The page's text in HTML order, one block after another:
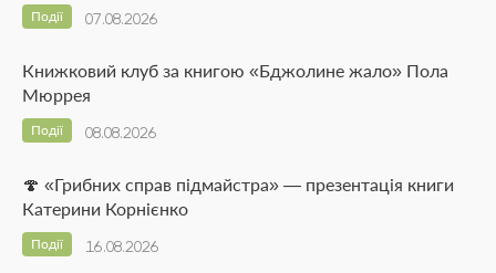
07.08.2026
Події
Книжковий клуб за книгою «Бджолине жало» Пола
Мюррея
08.08.2026
Події
🍄 «Грибних справ підмайстра» — презентація книги
Катерини Корнієнко
16.08.2026
Події